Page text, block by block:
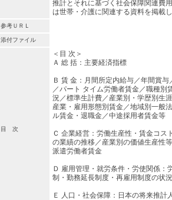
推計とそれに基づく社会保障関連費
は世帯・介護に関連する資料を掲載し
参考ＵＲＬ
添付ファイル
目 次
＜目 次＞
Ａ 総 括：主要経済指標
Ｂ 賃 金：月間所定内給与／年間賞
／パート タイム労働者賃金／職種別
況／標準生計費／産業別・学歴別生
産業・雇用形態別賃金／地域別一般
ル賃金・退職金／中途採用者賃金等
Ｃ 企業経営：労働生産性・賃金コス
の業績の推移／産業別の価値生産性
派遣労働者賃金
Ｄ 雇用管理・就労条件・労使関係：
制・勤務延長制度・再雇用制度の状況
Ｅ 人口・社会保障：日本の将来推計